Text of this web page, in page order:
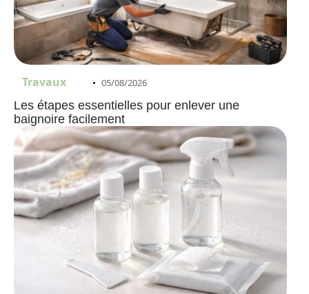
Travaux 05/08/2026
Les étapes essentielles pour enlever une
baignoire facilement